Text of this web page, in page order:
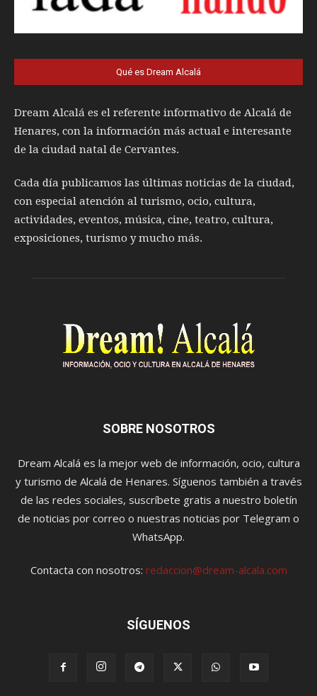
Qué es Dream Alcalá
Dream Alcalá es el referente informativo de Alcalá de
Henares, con la información más actual e interesante
de la ciudad natal de Cervantes.
Cada día publicamos las últimas noticias de la ciudad,
con especial atención al turismo, ocio, cultura,
actividades, eventos, música, cine, teatro, cultura,
exposiciones, turismo y mucho más.
SOBRE NOSOTROS
Dream Alcalá es la mejor web de información, ocio, cultura
y turismo de Alcalá de Henares. Síguenos también a través
de las redes sociales, suscríbete gratis a nuestro boletín
de noticias por correo o nuestras noticias por Telegram o
WhatsApp.
Contacta con nosotros: redaccion@dream-alcala.com
SÍGUENOS